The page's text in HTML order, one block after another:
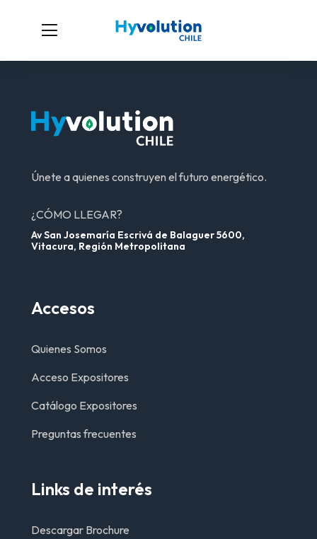
Únete a quienes construyen el futuro energético.
¿CÓMO LLEGAR?
Av San Josemaría Escrivá de Balaguer 5600,
Vitacura, Región Metropolitana
Accesos
Quienes Somos
Acceso Expositores
Catálogo Expositores
Preguntas frecuentes
Links de interés
Descargar Brochure